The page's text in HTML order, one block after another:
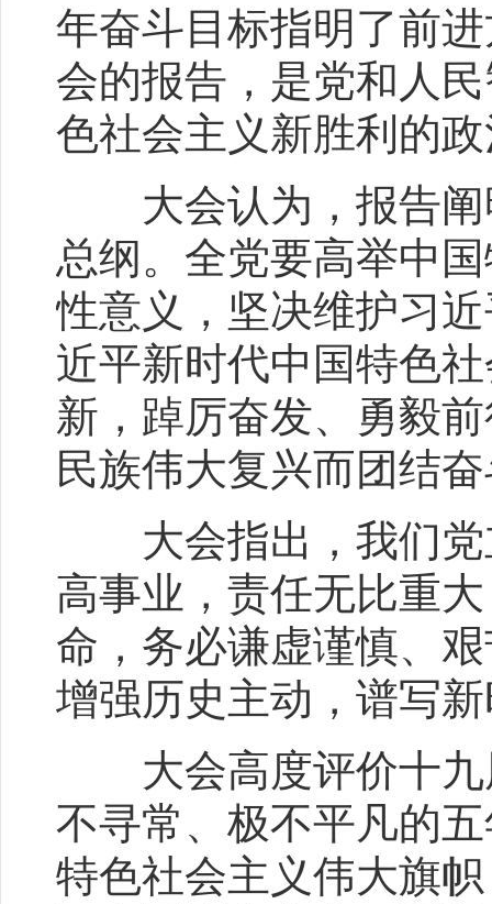
年奋斗目标指明了前
会的报告，是党和人
色社会主义新胜利的
大会认为，报告阐
总纲。全党要高举中
性意义，坚决维护习
近平新时代中国特色
新，踔厉奋发、勇毅
民族伟大复兴而团结
大会指出，我们党
高事业，责任无比重
命，务必谦虚谨慎、
增强历史主动，谱写
大会高度评价十九
不寻常、极不平凡的
特色社会主义伟大旗